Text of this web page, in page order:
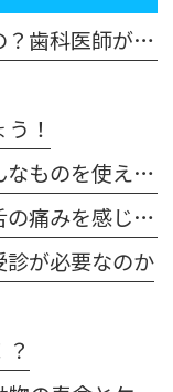
矯正治療の痛みって本当にあるの？歯科医師が解説！体験談も交えてご紹介します
！
インプラントへの歯磨き粉はどんなものを使えばいいの？
金属アレルギーによる肌荒れや舌の痛みを感じた場合は注意が必要です
診が必要なのか